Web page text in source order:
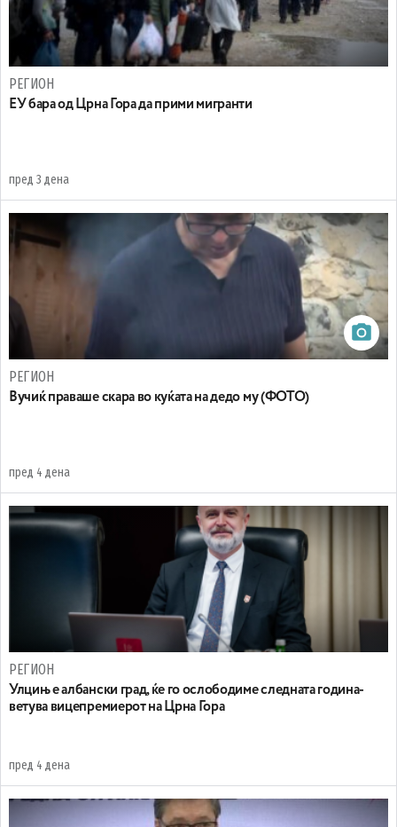
РЕГИОН
EУ бара од Црна Гора да прими мигранти
пред 3 дена
РЕГИОН
Вучиќ праваше скара во куќата на дедо му (ФОТО)
пред 4 дена
РЕГИОН
Улцињ е албански град, ќе го ослободиме следната година-
ветува вицепремиерот на Црна Гора
пред 4 дена